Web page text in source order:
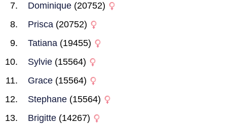
Dominique (20752)
Prisca (20752)
Tatiana (19455)
Sylvie (15564)
Grace (15564)
Stephane (15564)
Brigitte (14267)